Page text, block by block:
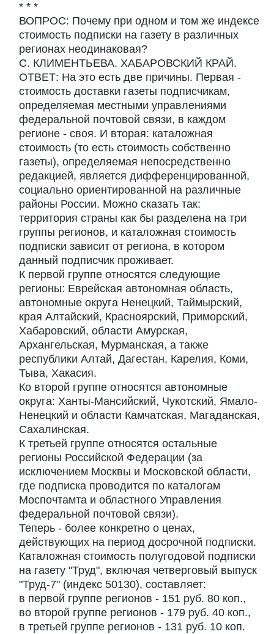
* * *
ВОПРОС: Почему при одном и том же индексе
стоимость подписки на газету в различных
регионах неодинаковая?
С. КЛИМЕНТЬЕВА. ХАБАРОВСКИЙ КРАЙ.
ОТВЕТ: На это есть две причины. Первая -
стоимость доставки газеты подписчикам,
определяемая местными управлениями
федеральной почтовой связи, в каждом
регионе - своя. И вторая: каталожная
стоимость (то есть стоимость собственно
газеты), определяемая непосредственно
редакцией, является дифференцированной,
социально ориентированной на различные
районы России. Можно сказать так:
территория страны как бы разделена на три
группы регионов, и каталожная стоимость
подписки зависит от региона, в котором
данный подписчик проживает.
К первой группе относятся следующие
регионы: Еврейская автономная область,
автономные округа Ненецкий, Таймырский,
края Алтайский, Красноярский, Приморский,
Хабаровский, области Амурская,
Архангельская, Мурманская, а также
республики Алтай, Дагестан, Карелия, Коми,
Тыва, Хакасия.
Ко второй группе относятся автономные
округа: Ханты-Мансийский, Чукотский, Ямало-
Ненецкий и области Камчатская, Магаданская,
Сахалинская.
К третьей группе относятся остальные
регионы Российской Федерации (за
исключением Москвы и Московской области,
где подписка проводится по каталогам
Моспочтамта и областного Управления
федеральной почтовой связи).
Теперь - более конкретно о ценах,
действующих на период досрочной подписки.
Каталожная стоимость полугодовой подписки
на газету "Труд", включая четверговый выпуск
"Труд-7" (индекс 50130), составляет:
в первой группе регионов - 151 руб. 80 коп.,
во второй группе регионов - 179 руб. 40 коп.,
в третьей группе регионов - 131 руб. 10 коп.